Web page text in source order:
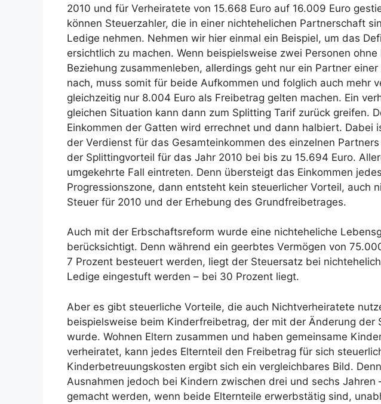
2010 und für Verheiratete von 15.668 Euro auf 16.009 Euro
können Steuerzahler, die in einer nichtehelichen Partnerschaft
Ledige nehmen. Nehmen wir hier einmal ein Beispiel, um das
ersichtlich zu machen. Wenn beispielsweise zwei Personen ohne
Beziehung zusammenleben, allerdings geht nur ein Partner
nach, muss somit für beide Aufkommen und folglich auch mehr
gleichzeitig nur 8.004 Euro als Freibetrag gelten machen. Ein
gleichen Situation kann dann zum Splitting Tarif zurück greifen.
Einkommen der Gatten wird errechnet und dann halbiert. Dabei
der Verdienst für das Gesamteinkommen des einzelnen
der Splittingvorteil für das Jahr 2010 bei bis zu 15.694 Euro.
umgekehrte Fall eintreten. Denn übersteigt das Einkommen
Progressionszone, dann entsteht kein steuerlicher Vorteil, auch
Steuer für 2010 und der Erhebung des Grundfreibetrages.
Auch mit der Erbschaftsreform wurde eine nichteheliche
berücksichtigt. Denn während ein geerbtes Vermögen von
7 Prozent besteuert werden, liegt der Steuersatz bei
Ledige eingestuft werden – bei 30 Prozent liegt.
Aber es gibt steuerliche Vorteile, die auch Nichtverheiratete
beispielsweise beim Kinderfreibetrag, der mit der Änderung der
wurde. Wohnen Eltern zusammen und haben gemeinsame
verheiratet, kann jedes Elternteil den Freibetrag für sich
Kinderbetreuungskosten ergibt sich ein vergleichbares Bild.
Ausnahmen jedoch bei Kindern zwischen drei und sechs Jahren
gemacht werden, wenn beide Elternteile erwerbstätig sind,